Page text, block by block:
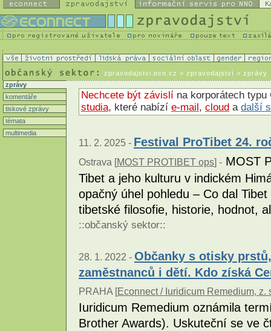
zpravodajstvi.ecn.cz > zpravodajství > zprávy
zprávy
komentáře
tiskové zprávy
témata
multimedia
Nechcete být závislí na korporátech
studia, které nabízí e-mail, cloud a další
11. 2. 2025 - Festival ProTibet 24.
Ostrava [MOST PROTIBET ops] - MOST
Tibet a jeho kulturu v indickém
opačný úhel pohledu – Co dal
tibetské filosofie, historie, hodnot,
::občanský sektor::
28. 1. 2022 - Občanky s otisky
zaměstnanců i dětí. Kdo získá
PRAHA [Econnect / Iuridicum Remedium, z.
Iuridicum Remedium oznámila
Brother Awards). Uskuteční se ve